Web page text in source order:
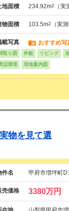
地面積 234.92m2 （実
物面積 103.5m2 （実
載写真 おすすめ写
取り図 外観 リビング
辺環境 現地案内図
物を見て選
件名 甲府市増坪町
売価格 3380万円